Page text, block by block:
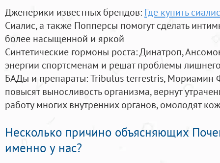
Дженерики известных брендов: Где купить
Сиалис, а также Попперсы помогут сделать
более насыщенной и яркой
Синтетические гормоны роста: Динатроп,
энергии спортсменам и решат проблемы
БАДы и препараты:Tribulus terrestris, Мориамин
повысят выносливость организма, вернут
работу многих внутренних органов, омолодят
Несколько причино объясняющих
именно у нас?